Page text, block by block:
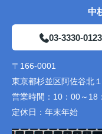
中
03-3330-0123
〒166-0001
東京都杉並区阿佐谷北
営業時間： 10：00～18
定休日： 年末年始